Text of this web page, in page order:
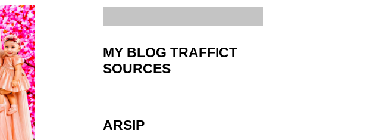
MY BLOG TRAFFICT
SOURCES
ARSIP